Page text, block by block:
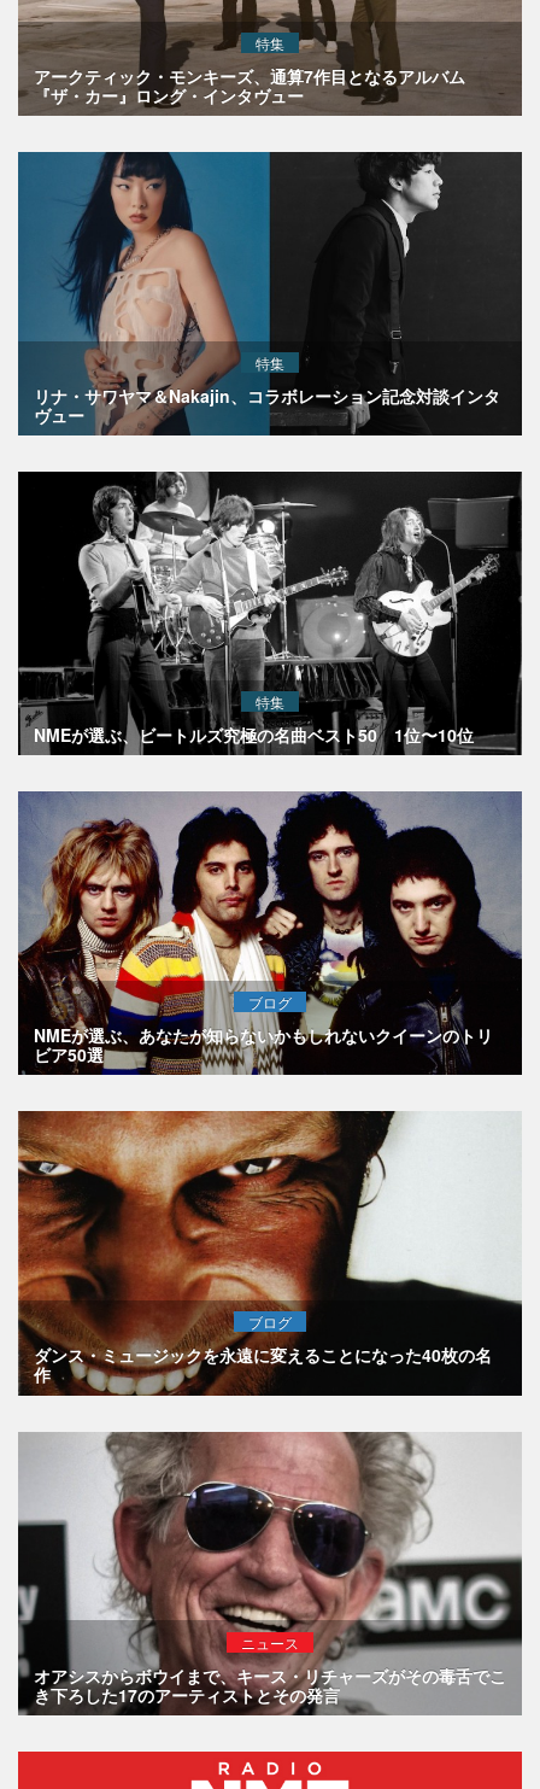
特集
アークティック・モンキーズ、通算7作目となるアルバム
『ザ・カー』ロング・インタヴュー
特集
リナ・サワヤマ＆Nakajin、コラボレーション記念対談インタ
ヴュー
特集
NMEが選ぶ、ビートルズ究極の名曲ベスト50 1位〜10位
ブログ
NMEが選ぶ、あなたが知らないかもしれないクイーンのトリ
ビア50選
ブログ
ダンス・ミュージックを永遠に変えることになった40枚の名
作
ニュース
オアシスからボウイまで、キース・リチャーズがその毒舌でこ
き下ろした17のアーティストとその発言